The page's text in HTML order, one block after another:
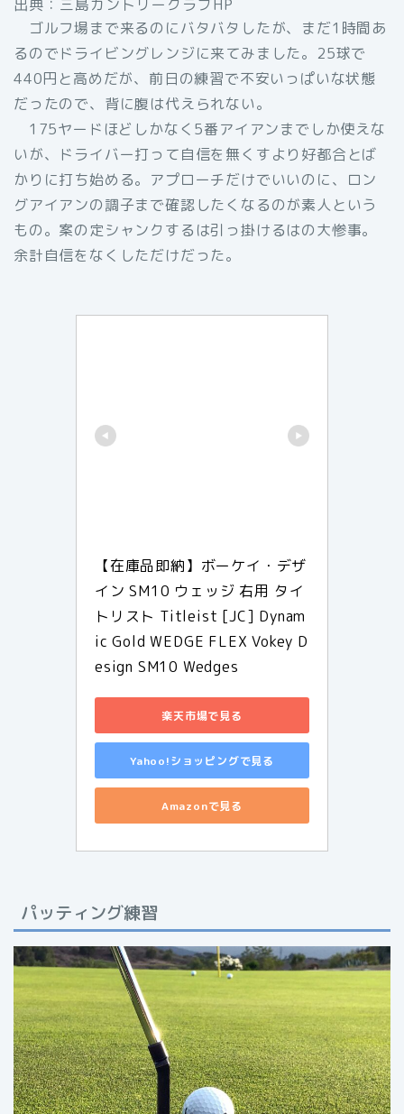
出典：三島カントリークラブHP
ゴルフ場まで来るのにバタバタしたが、まだ1時間あ
るのでドライビングレンジに来てみました。25球で
440円と高めだが、前日の練習で不安いっぱいな状態
だったので、背に腹は代えられない。
175ヤードほどしかなく5番アイアンまでしか使えな
いが、ドライバー打って自信を無くすより好都合とば
かりに打ち始める。アプローチだけでいいのに、ロン
グアイアンの調子まで確認したくなるのが素人という
もの。案の定シャンクするは引っ掛けるはの大惨事。
余計自信をなくしただけだった。
【在庫品即納】ボーケイ・デザ
イン SM10 ウェッジ 右用 タイ
トリスト Titleist [JC] Dynam
ic Gold WEDGE FLEX Vokey D
esign SM10 Wedges
楽天市場で見る
Yahoo!ショッピングで見る
Amazonで見る
パッティング練習